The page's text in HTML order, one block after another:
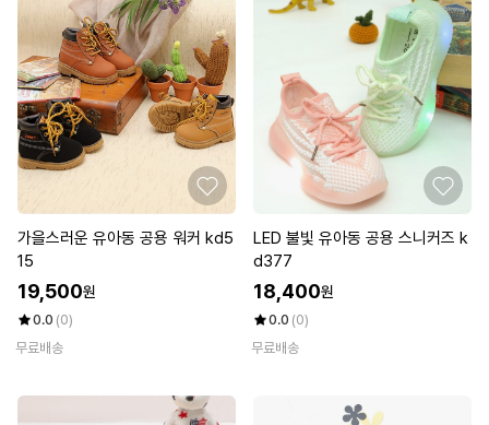
가을스러운 유아동 공용 워커 kd5
15
19,500원
0.0 (0)
무료배송
LED 불빛 유아동 공용 스니커즈 k
d377
18,400원
0.0 (0)
무료배송